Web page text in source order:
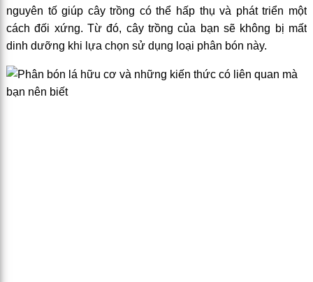
nguyên tố giúp cây trồng có thể hấp thụ và phát triển một
cách đối xứng. Từ đó, cây trồng của bạn sẽ không bị mất
dinh dưỡng khi lựa chọn sử dụng loại phân bón này.